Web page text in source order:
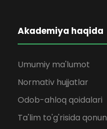
Akademiya haqida
Umumiy ma'lumot
Normativ hujjatlar
Odob-ahloq qoidalari
Ta'lim to'g'risida qonun